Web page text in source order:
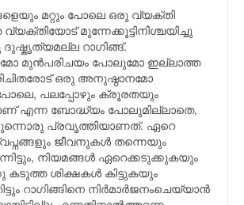
മറ്റും പോലെ ഒരു വ്യക്തി
വ്യക്തിയോട് മുന്നേക്കൂട്ടിനിശ്ചയിച്ചു
റാഗിങ്ങ്.
മുന്‍പരിചയം പോലുമോ ഇല്ലാത്ത
ഒരു അനുഷ്ഠാനമോ
പലപ്പോഴും ക്രൂരതയും
എന്ന ബോദ്ധ്യം പോലുമില്ലാതെ,
പ്രവൃത്തിയാണത്. ഏറെ
ജീവനുകള്‍ തന്നെയും
നിയമങ്ങള്‍ ഏറെക്കടുക്കുകയും
കടുത്ത ശിക്ഷകള്‍ കിട്ടുകയും
റാഗിങ്ങിനെ നിര്‍മാര്‍ജനംചെയ്യാന്‍